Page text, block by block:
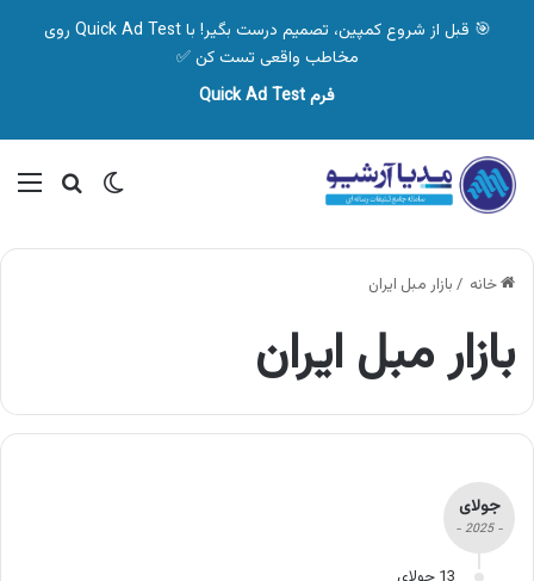
🎯 قبل از شروع کمپین، تصمیم درست بگیر! با Quick Ad Test روی
مخاطب واقعی تست کن ✅
فرم Quick Ad Test
تغییر پوسته
خانه / بازار مبل ایران
بازار مبل ایران
جولای
- 2025 -